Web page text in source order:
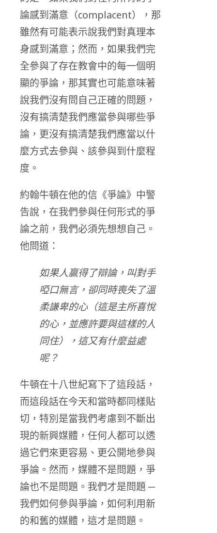
論感到滿意（complacent），那
雖然有可能表示說我們對真理本
身感到滿意；然而，如果我們完
全參與了存在教會中的每一個明
顯的爭論，那其實也可能意味著
說我們沒有問自己正確的問題，
沒有搞清楚我們應當參與哪些爭
論，更沒有搞清楚我們應當以什
麼方式去參與、該參與到什麼程
度。
約翰牛頓在他的信《爭論》中警
告說，在我們參與任何形式的爭
論之前，我們必須先想想自己。
他問道：
如果人贏得了辯論，叫對手
啞口無言，卻同時喪失了溫
柔謙卑的心（這是主所喜悅
的心，並應許要與這樣的人
同住），這又有什麼益處
呢？
牛頓在十八世紀寫下了這段話，
而這段話在今天和當時都同樣貼
切，特別是當我們考慮到不斷出
現的新興媒體，任何人都可以透
過它們來更容易、更公開地參與
爭論。然而，媒體不是問題，爭
論也不是問題。我們才是問題 ─
我們如何參與爭論，如何利用新
的和舊的媒體，這才是問題。